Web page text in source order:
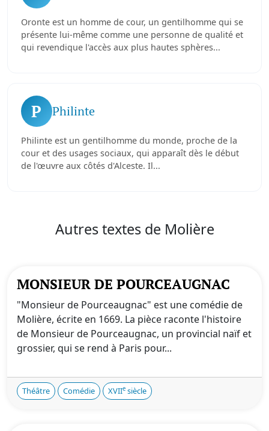
Oronte est un homme de cour, un gentilhomme qui se
présente lui-même comme une personne de qualité et
qui revendique l'accès aux plus hautes sphères...
P Philinte
Philinte est un gentilhomme du monde, proche de la
cour et des usages sociaux, qui apparaît dès le début
de l'œuvre aux côtés d'Alceste. Il...
Autres textes de Molière
MONSIEUR DE POURCEAUGNAC
"Monsieur de Pourceaugnac" est une comédie de
Molière, écrite en 1669. La pièce raconte l'histoire
de Monsieur de Pourceaugnac, un provincial naïf et
grossier, qui se rend à Paris pour...
Théâtre Comédie XVIIe siècle